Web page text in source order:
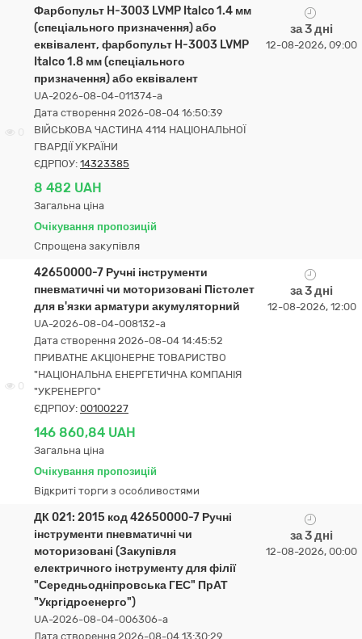
Фарбопульт H-3003 LVMP Italco 1.4 мм
(спеціального призначення) або
еквівалент, фарбопульт H-3003 LVMP
Italco 1.8 мм (спеціального
призначення) або еквівалент
UA-2026-08-04-011374-a
Дата створення 2026-08-04 16:50:39
ВІЙСЬКОВА ЧАСТИНА 4114 НАЦІОНАЛЬНОЇ
ГВАРДІЇ УКРАЇНИ
ЄДРПОУ: 14323385
8 482 UAH
Загальна ціна
Очікування пропозицій
Спрощена закупівля
за 3 дні
12-08-2026, 09:00
0
42650000-7 Ручні інструменти
пневматичні чи моторизовані Пістолет
для в'язки арматури акумуляторний
UA-2026-08-04-008132-a
Дата створення 2026-08-04 14:45:52
ПРИВАТНЕ АКЦІОНЕРНЕ ТОВАРИСТВО
"НАЦІОНАЛЬНА ЕНЕРГЕТИЧНА КОМПАНІЯ
"УКРЕНЕРГО"
ЄДРПОУ: 00100227
146 860,84 UAH
Загальна ціна
Очікування пропозицій
Відкриті торги з особливостями
за 3 дні
12-08-2026, 12:00
ДК 021: 2015 код 42650000-7 Ручні
інструменти пневматичні чи
моторизовані (Закупівля
електричного інструменту для філії
"Середньодніпровська ГЕС" ПрАТ
"Укргідроенерго")
UA-2026-08-04-006306-a
Дата створення 2026-08-04 13:30:29
за 3 дні
12-08-2026, 00:00